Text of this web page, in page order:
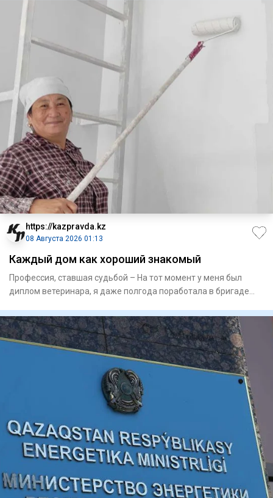
https://kazpravda.kz
08 Августа 2026 01:13
Каждый дом как хороший знакомый
Профессия, ставшая судьбой – На тот момент у меня был
диплом­ ветеринара, я даже полгода поработала в бригаде